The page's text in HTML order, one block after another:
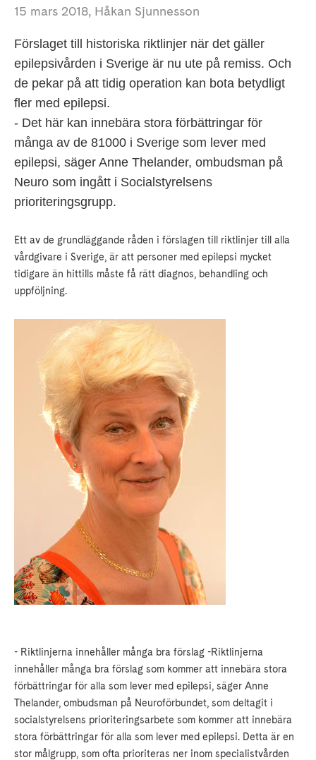
15 mars 2018, Håkan Sjunnesson
Förslaget till historiska riktlinjer när det gäller
epilepsivården i Sverige är nu ute på remiss. Och
de pekar på att tidig operation kan bota betydligt
fler med epilepsi.
- Det här kan innebära stora förbättringar för
många av de 81000 i Sverige som lever med
epilepsi, säger Anne Thelander, ombudsman på
Neuro som ingått i Socialstyrelsens
prioriteringsgrupp.
Ett av de grundläggande råden i förslagen till riktlinjer till alla
vårdgivare i Sverige, är att personer med epilepsi mycket
tidigare än hittills måste få rätt diagnos, behandling och
uppföljning.
- Riktlinjerna innehåller många bra förslag -Riktlinjerna
innehåller många bra förslag som kommer att innebära stora
förbättringar för alla som lever med epilepsi, säger Anne
Thelander, ombudsman på Neuroförbundet, som deltagit i
socialstyrelsens prioriteringsarbete som kommer att innebära
stora förbättringar för alla som lever med epilepsi. Detta är en
stor målgrupp, som ofta prioriteras ner inom specialistvården